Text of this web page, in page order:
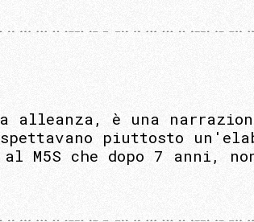
alleanza, è una
piuttosto
M5S che dopo 7 anni,